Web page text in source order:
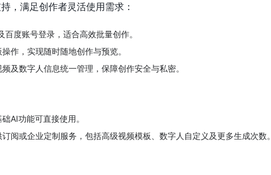
，满足创作者灵活使用需求：
百度账号登录，适合高效批量创作。
作，实现随时随地创作与预览。
及数字人信息统一管理，保障创作安全与私密。
AI功能可直接使用。
阅或企业定制服务，包括高级视频模板、数字人自定义及更多生成次数。